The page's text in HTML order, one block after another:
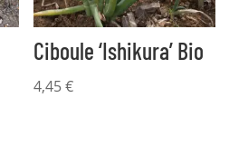
Ciboule ‘Ishikura’ Bio
4,45€